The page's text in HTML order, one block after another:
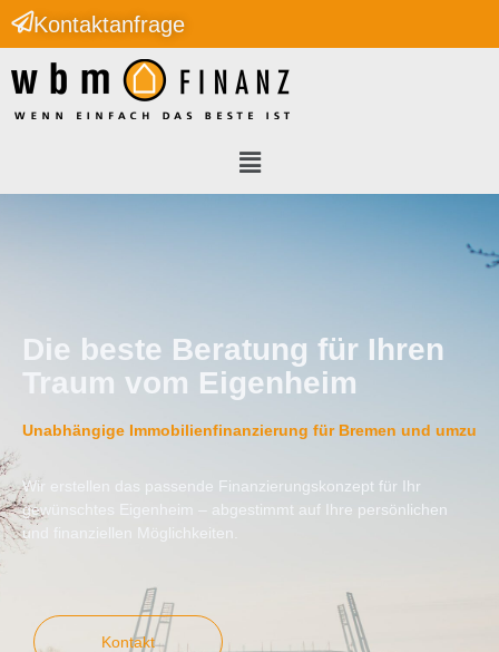
Kontaktanfrage
Die beste Beratung für Ihren
Traum vom Eigenheim
Unabhängige Immobilienfinanzierung für Bremen und umzu
Wir erstellen das passende Finanzierungskonzept für Ihr
gewünschtes Eigenheim – abgestimmt auf Ihre persönlichen
und finanziellen Möglichkeiten.
Kontakt